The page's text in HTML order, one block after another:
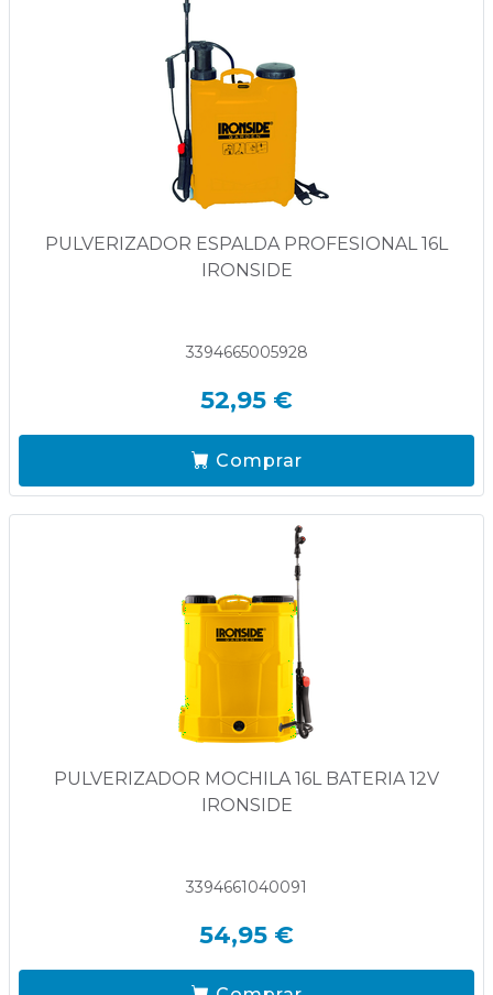
PULVERIZADOR ESPALDA PROFESIONAL 16L
IRONSIDE
3394665005928
52,95 €
Comprar
PULVERIZADOR MOCHILA 16L BATERIA 12V
IRONSIDE
3394661040091
54,95 €